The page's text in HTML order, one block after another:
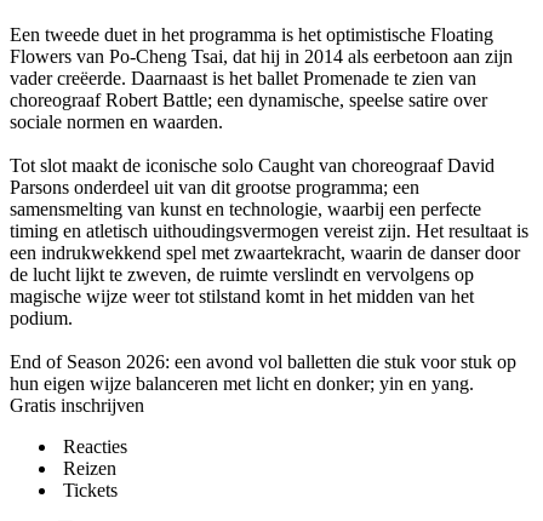
Een tweede duet in het programma is het optimistische Floating
Flowers van Po-Cheng Tsai, dat hij in 2014 als eerbetoon aan zijn
vader creëerde. Daarnaast is het ballet Promenade te zien van
choreograaf Robert Battle; een dynamische, speelse satire over
sociale normen en waarden.
Tot slot maakt de iconische solo Caught van choreograaf David
Parsons onderdeel uit van dit grootse programma; een
samensmelting van kunst en technologie, waarbij een perfecte
timing en atletisch uithoudingsvermogen vereist zijn. Het resultaat is
een indrukwekkend spel met zwaartekracht, waarin de danser door
de lucht lijkt te zweven, de ruimte verslindt en vervolgens op
magische wijze weer tot stilstand komt in het midden van het
podium.
End of Season 2026: een avond vol balletten die stuk voor stuk op
hun eigen wijze balanceren met licht en donker; yin en yang.
Gratis inschrijven
Reacties
Reizen
Tickets